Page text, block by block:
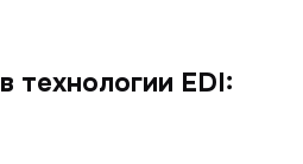
технологии EDI: